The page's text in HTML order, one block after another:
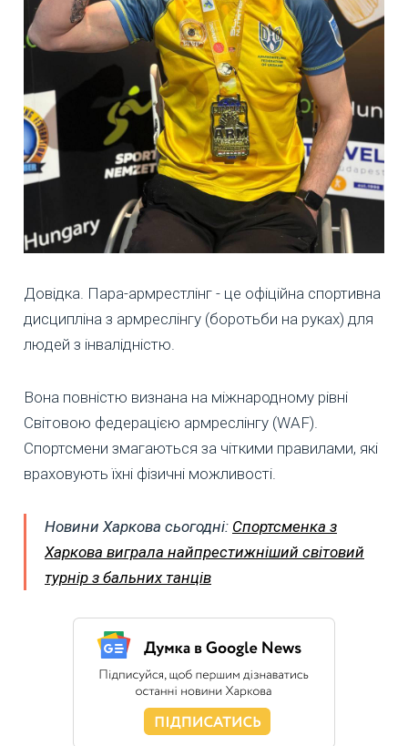
Довідка. Пара-армрестлінг - це офіційна спортивна
дисципліна з армреслінгу (боротьби на руках) для
людей з інвалідністю.
Вона повністю визнана на міжнародному рівні
Світовою федерацією армреслінгу (WAF).
Спортсмени змагаються за чіткими правилами, які
враховують їхні фізичні можливості.
Новини Харкова сьогодні: Спортсменка з
Харкова виграла найпрестижніший світовий
турнір з бальних танців